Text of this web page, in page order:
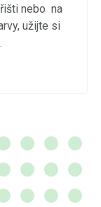
nebo na
užijte si